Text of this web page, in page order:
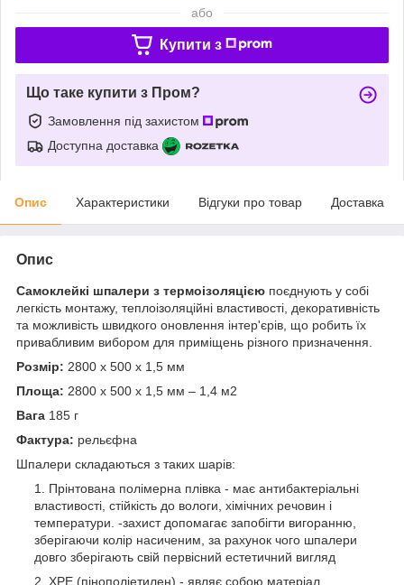
або
Купити з
Що таке купити з Пром?
Замовлення під захистом
Доступна доставка
Опис Характеристики Відгуки про товар Доставка
Опис
Самоклейкі шпалери з термоізоляцією поєднують у собі
легкість монтажу, теплоізоляційні властивості, декоративність
та можливість швидкого оновлення інтер'єрів, що робить їх
привабливим вибором для приміщень різного призначення.
Розмір: 2800 х 500 х 1,5 мм
Площа: 2800 х 500 х 1,5 мм – 1,4 м2
Вага 185 г
Фактура: рельєфна
Шпалери складаються з таких шарів:
Прінтована полімерна плівка - має антибактеріальні
властивості, стійкість до вологи, хімічних речовин і
температури. -захист допомагає запобігти вигоранню,
зберігаючи колір насиченим, за рахунок чого шпалери
довго зберігають свій первісний естетичний вигляд
XPE (пінополіетилен) - являє собою матеріал,